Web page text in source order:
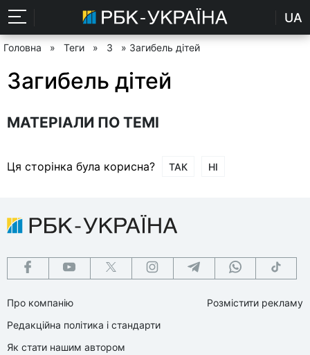
UA
Головна » Теги » З » Загибель дітей
Загибель дітей
МАТЕРІАЛИ ПО ТЕМІ
Ця сторінка була корисна? ТАК НІ
Про компанію
Редакційна політика і стандарти
Як стати нашим автором
Розмістити рекламу